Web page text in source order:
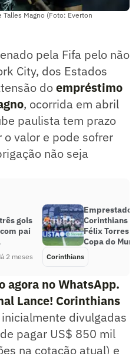
Talles Magno (Foto: Everton
pela Fifa pelo não
City, dos Estados
doempréstimo
, ocorrida em abril
paulista tem prazo
valor e pode sofrer
não seja
gols
pai
2 meses
Emprestado
Corinthians
Félix Torres
Copa do
Corinthians
agora no WhatsApp.
Lance! Corinthians
divulgadas
pagar US$ 850 mil
na cotação atual) e